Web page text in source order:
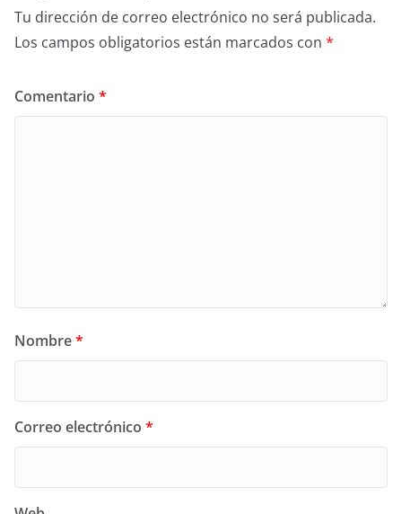
Tu dirección de correo electrónico no será publicada.
Los campos obligatorios están marcados con *
Comentario *
Nombre*
Correo electrónico *